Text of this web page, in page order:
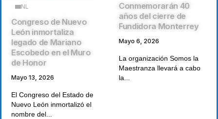
NL
Congreso de Nuevo
León inmortaliza
legado de Mariano
Escobedo en el Muro
de Honor
Mayo 13, 2026
El Congreso del Estado de
Nuevo León inmortalizó el
nombre del...
Conmemorarán 40
años del cierre de
Fundidora Monterrey
Mayo 6, 2026
La organización Somos la
Maestranza llevará a cabo
la...